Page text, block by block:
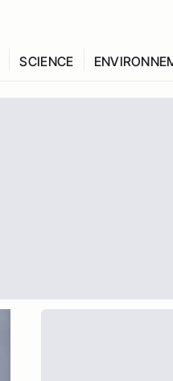
SCIENCE